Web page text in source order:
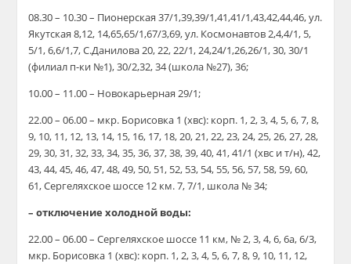
08.30 – 10.30 – Пионерская 37/1,39,39/1,41,41/1,43,42,44,46, ул.
Якутская 8,12, 14,65,65/1,67/3,69, ул. Космонавтов 2,4,4/1, 5,
5/1, 6,6/1,7, С.Данилова 20, 22, 22/1, 24,24/1,26,26/1, 30, 30/1
(филиал п-ки №1), 30/2,32, 34 (школа №27), 36;
10.00 – 11.00 – Новокарьерная 29/1;
22.00 – 06.00 – мкр. Борисовка 1 (хвс): корп. 1, 2, 3, 4, 5, 6, 7, 8,
9, 10, 11, 12, 13, 14, 15, 16, 17, 18, 20, 21, 22, 23, 24, 25, 26, 27, 28,
29, 30, 31, 32, 33, 34, 35, 36, 37, 38, 39, 40, 41, 41/1 (хвс и т/н), 42,
43, 44, 45, 46, 47, 48, 49, 50, 51, 52, 53, 54, 55, 56, 57, 58, 59, 60,
61, Сергеляхское шоссе 12 км. 7, 7/1, школа № 34;
– отключение холодной воды:
22.00 – 06.00 – Сергеляхское шоссе 11 км, № 2, 3, 4, 6, 6а, 6/3,
мкр. Борисовка 1 (хвс): корп. 1, 2, 3, 4, 5, 6, 7, 8, 9, 10, 11, 12,